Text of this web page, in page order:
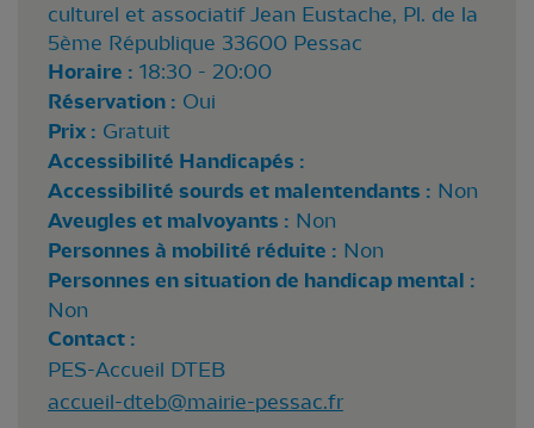
culturel et associatif Jean Eustache, Pl. de la
5ème République 33600 Pessac
Horaire : 18:30 - 20:00
Réservation : Oui
Prix : Gratuit
Accessibilité Handicapés :
Accessibilité sourds et malentendants : Non
Aveugles et malvoyants : Non
Personnes à mobilité réduite : Non
Personnes en situation de handicap mental :
Non
Contact :
PES-Accueil DTEB
accueil-dteb@mairie-pessac.fr